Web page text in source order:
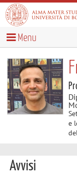
Menu
e
Avvisi